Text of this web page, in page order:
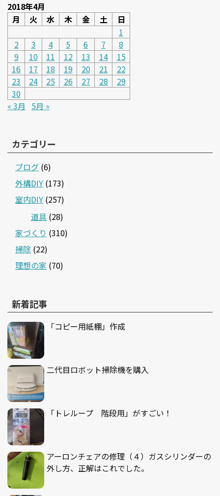
2018年4月
月
火 水 木 金 土
日
1
2
3 4 5 6 7
8
9
10 11 12 13 14
15
16
17 18 19 20 21
22
23
24 25 26 27 28
29
30
« 3月
5月 »
カテゴリー
ブログ (6)
外構DIY (173)
室内DIY (257)
道具 (28)
家づくり (310)
掃除 (22)
理想の家 (70)
新着記事
「コピー用紙棚」作成
二代目ロボット掃除機を購入
「トレループ 階段用」がすごい！
アーロンチェアの修理（４）ガスシリンダーの
外し方、正解はこれでした。